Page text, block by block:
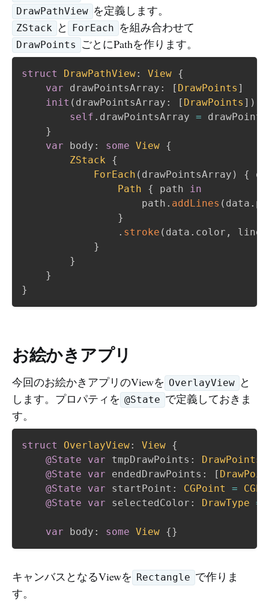
DrawPathView を定義します。
ZStack と ForEach を組み合わせて
DrawPoints ごとにPathを作ります。
struct DrawPathView: View {
var drawPointsArray : [ DrawPoints ]
init ( drawPointsArray : [ DrawPoints ] )
self . drawPointsArray =
}
var body : some View {
ZStack
{
ForEach ( drawPointsArray ) {
Path
{ path
in
                    path
. addLines ( data .
}
. stroke ( data . color ,
}
}
}
}
お絵かきアプリ
今回のお絵かきアプリのViewを OverlayView と
します。プロパティを @State で定義しておきま
す。
struct OverlayView: View {
@State
var tmpDrawPoints : DrawPoints
@State
var endedDrawPoints : [
@State
var startPoint : CGPoint =
@State
var selectedColor : DrawType =
var body : some View {}
キャンバスとなるViewを Rectangle で作りま
す。